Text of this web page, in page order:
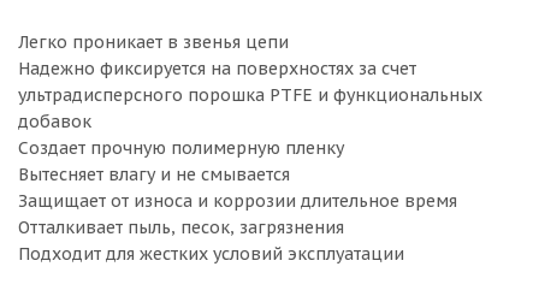
Легко проникает в звенья цепи
Надежно фиксируется на поверхностях за счет
ультрадисперсного порошка PTFE и функциональных
добавок
Создает прочную полимерную пленку
Вытесняет влагу и не смывается
Защищает от износа и коррозии длительное время
Отталкивает пыль, песок, загрязнения
Подходит для жестких условий эксплуатации